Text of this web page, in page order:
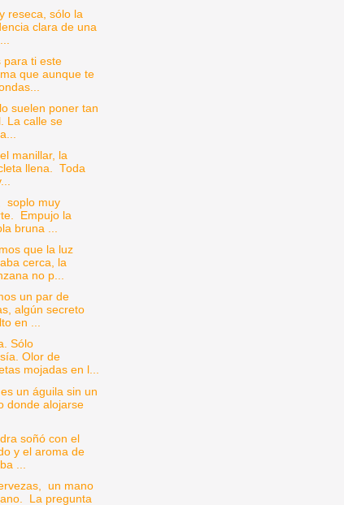
reseca, sólo la
clara de una
ti este
que aunque te
suelen poner tan
La calle se
el manillar, la
llena. Toda
soplo muy
Empujo la
bruna ...
que la luz
cerca, la
no p...
un par de
algún secreto
en ...
Sólo
Olor de
mojadas en l...
un águila sin un
donde alojarse
soñó con el
y el aroma de
...
un mano
La pregunta